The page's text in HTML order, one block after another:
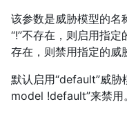
该参数是威胁模型的名
“!”不存在，则启用指
存在，则禁用指定的威
默认启用“default”威
model !default”来禁用。